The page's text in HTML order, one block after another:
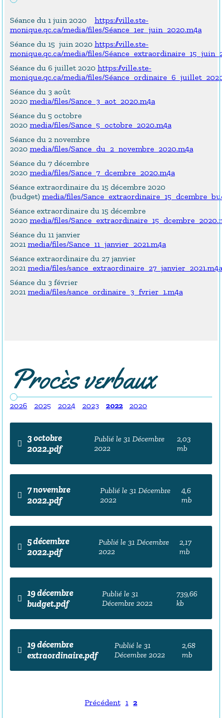
Séance du 1 juin 2020 https://ville.ste-
monique.qc.ca/media/files/Séance_1er_juin_2020.m4a
Séance du 15 juin 2020 https://ville.ste-
monique.qc.ca/media/files/
Séance du 6 juillet 2020 https://ville.ste-
monique.qc.ca/media/files/
Séance du 3 août
2020 media/files/Sance_3_aot_2020.m4a
Séance du 5 octobre
2020 media/files/Sance_5_octobre_2020.m4a
Séance du 2 novembre
2020 media/files/Sance_du_2_novembre_2020.m4a
Séance du 7 décembre
2020 media/files/Sance_7_dcembre_2020.m4a
Séance extraordinaire du 15 décembre 2020
(budget) media/files/
Séance extraordinaire du 15 décembre
2020 media/files/
Séance du 11 janvier
2021 media/files/Sance_11_janvier_2021.m4a
Séance extraordinaire du 27 janvier
2021 media/files/sance_extraordinaire_27_janvier_2021.m4a
Séance du 3 février
2021 media/files/sance_ordinaire_3_fvrier_1.m4a
Procès verbaux
2026 2025 2024 2023 2022 2020
3 octobre
2022.pdf
Publié le 31 Décembre
2022
2,03
mb
7 novembre
2022.pdf
Publié le 31 Décembre
2022
4,6
mb
5 décembre
2022.pdf
Publié le 31 Décembre
2022
2,17
mb
19 décembre
budget.pdf
Publié le 31
Décembre 2022
739,66
kb
19 décembre
extraordinaire.pdf
Publié le 31
Décembre 2022
2,68
mb
Précédent 1 2